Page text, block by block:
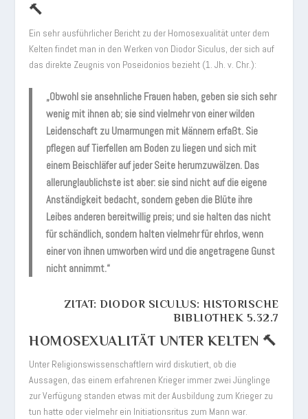
🔨
Ein sehr ausführlicher Bericht zu der Homosexualität unter dem
Kelten findet man in den Werken von Diodor Siculus, der sich auf
das direkte Zeugnis von Poseidonios bezieht (1. Jh. v. Chr.):
„Obwohl sie ansehnliche Frauen haben, geben sie sich sehr
wenig mit ihnen ab; sie sind vielmehr von einer wilden
Leidenschaft zu Umarmungen mit Männern erfaßt. Sie
pflegen auf Tierfellen am Boden zu liegen und sich mit
einem Beischläfer auf jeder Seite herumzuwälzen. Das
allerunglaublichste ist aber: sie sind nicht auf die eigene
Anständigkeit bedacht, sondern geben die Blüte ihre
Leibes anderen bereitwillig preis; und sie halten das nicht
für schändlich, sondern halten vielmehr für ehrlos, wenn
einer von ihnen umworben wird und die angetragene Gunst
nicht annimmt.“
ZITAT: DIODOR SICULUS: HISTORISCHE
BIBLIOTHEK 5.32.7
HOMOSEXUALITÄT UNTER KELTEN 🔨
Unter Religionswissenschaftlern wird diskutiert, ob die
Aussagen, das einem erfahrenen Krieger immer zwei Jünglinge
zur Verfügung standen etwas mit der Ausbildung zum Krieger zu
tun hatte oder vielmehr ein Initiationsritus zum Mann war.